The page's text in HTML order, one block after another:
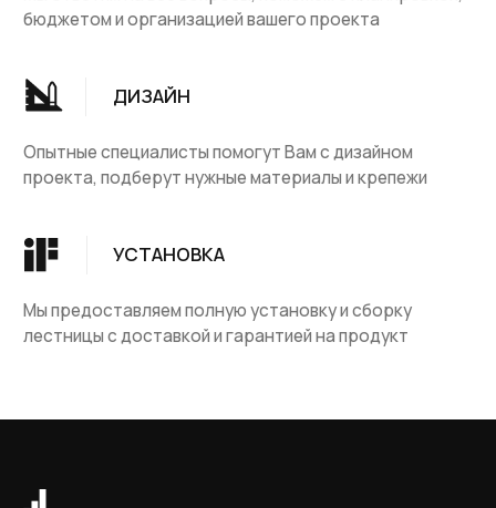
КАТАЛОГ
Наши работы
Блог
Винтовые лестницы
Контакты
Лестницы на заказ
Комплектующие
Ковровые изделия
Группа компаний "ЦентрЛестниц.РФ"